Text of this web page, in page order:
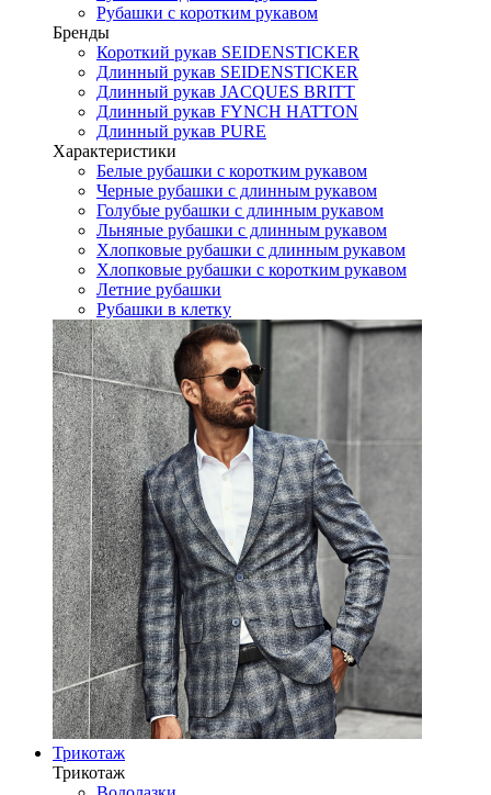
Рубашки с коротким рукавом
Бренды
Короткий рукав SEIDENSTICKER
Длинный рукав SEIDENSTICKER
Длинный рукав JAСQUES BRITT
Длинный рукав FYNCH HATTON
Длинный рукав PURE
Характеристики
Белые рубашки с коротким рукавом
Черные рубашки с длинным рукавом
Голубые рубашки с длинным рукавом
Льняные рубашки с длинным рукавом
Хлопковые рубашки с длинным рукавом
Хлопковые рубашки с коротким рукавом
Летние рубашки
Рубашки в клетку
Трикотаж
Трикотаж